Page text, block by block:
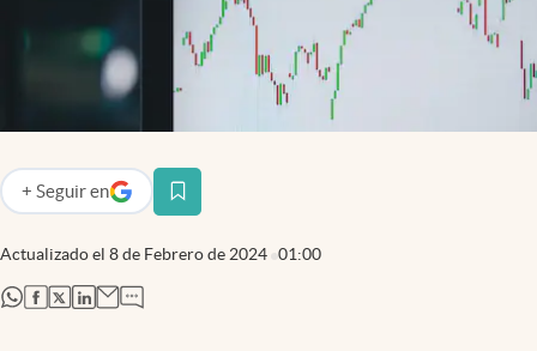
Actualizado el 8 de Febrero de 2024 01:00
+ Seguir en
abre en nueva pestaña
abre en nueva pestaña
abre en nueva pestaña
abre en nueva pestaña
abre en nueva pestaña